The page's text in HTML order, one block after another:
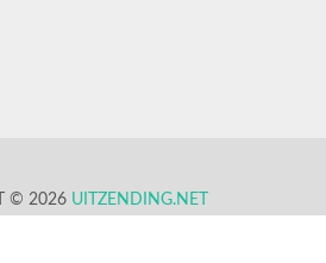
© 2026 UITZENDING.NET